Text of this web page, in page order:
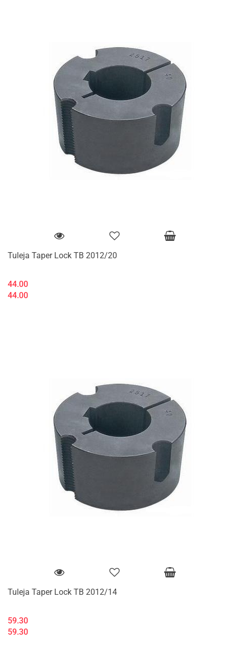
Tuleja Taper Lock TB 2012/20
44.00
44.00
Tuleja Taper Lock TB 2012/14
59.30
59.30